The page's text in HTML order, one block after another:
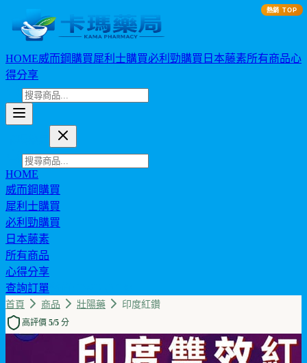
HOME威而鋼購買犀利士購買必利勁購買 日本藤素所有商品心
得分享
HOME
威而鋼購買
犀利士購買
必利勁購買
日本藤素
所有商品
心得分享
查詢訂單
首頁 商品 壯陽藥 印度紅鑽
高評價 5/5 分
熱銷 TOP